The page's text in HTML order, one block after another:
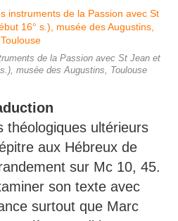
de la Passion avec St Jean et
musée des Augustins, Toulouse
théologiques ultérieurs
aux Hébreux de
sur Mc 10, 45.
son texte avec
surtout que Marc